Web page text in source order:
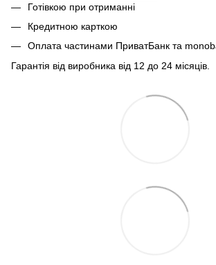
Готівкою при отриманні
Кредитною карткою
Оплата частинами ПриватБанк та
Гарантія від виробника від 12 до 24 місяців.